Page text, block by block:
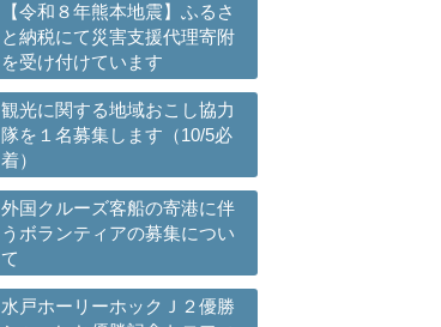
【令和８年熊本地震】ふるさ
と納税にて災害支援代理寄附
を受け付けています
観光に関する地域おこし協力
隊を１名募集します（10/5必
着）
外国クルーズ客船の寄港に伴
うボランティアの募集につい
て
水戸ホーリーホックＪ２優勝